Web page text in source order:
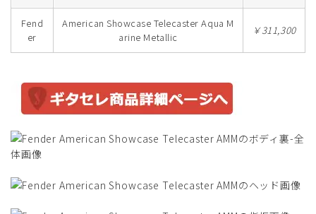
Fend
er
American Showcase Telecaster Aqua M
arine Metallic
￥311,300